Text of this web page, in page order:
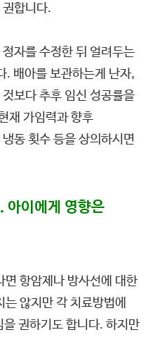
합니다.
자를 수정한 뒤 얼려두는
. 배아를 보관하는게 난자,
보다 추후 임신 성공률을
재 가임력과 향후
동 횟수 등을 상의하시면
아이에게 영향은
면 항암제나 방사선에 대한
않지만 각 치료방법에
권하기도 합니다. 하지만